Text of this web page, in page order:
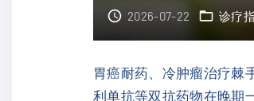
列
及
2026-07-22 诊疗
胃癌耐药、冷肿瘤治疗棘
利单抗等双抗药物在晚期